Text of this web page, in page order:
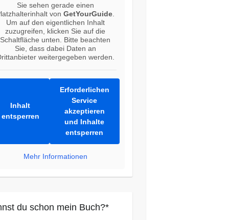
Sie sehen gerade einen
vonGetYourGuide
Um auf den eigentlichen Inhalt
zuzugreifen, klicken Sie auf die
Schaltfläche unten. Bitte beachten
Sie, dass dabei Daten an
weitergegeben werden.
Inhalt
entsperren
Erforderlichen
Service
akzeptieren
und Inhalte
entsperren
Mehr Informationen
du schon mein Buch?*